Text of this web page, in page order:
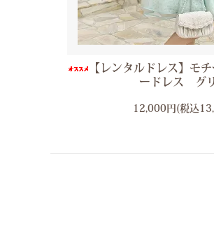
【レンタルドレス】モ
ードレス グ
12,000円(税込